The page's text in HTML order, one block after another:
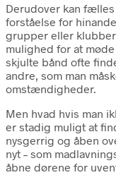
Derudover kan
forståelse for
grupper eller
mulighed for at
skjulte bånd ofte
andre, som man
omstændigheder.
Men hvad hvis man
er stadig muligt at
nysgerrig og åben
nyt – som
åbne dørene for